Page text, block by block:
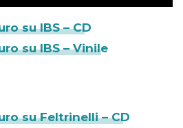
su IBS – CD
su IBS – Vinile
su Feltrinelli – CD